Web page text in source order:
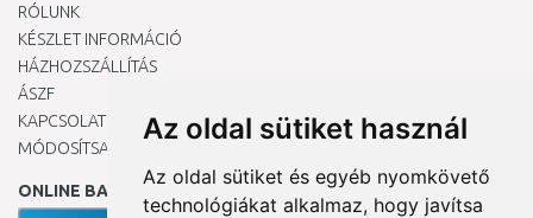
Az oldal sütiket használ
Az oldal sütiket és egyéb nyomkövető
technológiákat alkalmaz, hogy javítsa
RÓLUNK
KÉSZLET INFORMÁCIÓ
HÁZHOZSZÁLLÍTÁS
ÁSZF
KAPCSOLAT
MÓDOSÍTSA A COOKIE-BEÁLLÍTÁSAIMAT
ONLINE BANKKÁRTYÁVAL